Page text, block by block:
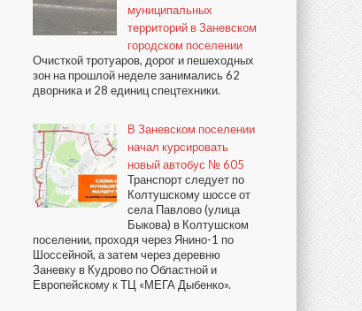
муниципальных
территорий в Заневском
городском поселении
Очисткой тротуаров, дорог и пешеходных
зон на прошлой неделе занимались 62
дворника и 28 единиц спецтехники.
В Заневском поселении
начал курсировать
новый автобус № 605
Транспорт следует по
Колтушскому шоссе от
села Павлово (улица
Быкова) в Колтушском
поселении, проходя через Янино-1 по
Шоссейной, а затем через деревню
Заневку в Кудрово по Областной и
Европейскому к ТЦ «МЕГА Дыбенко».